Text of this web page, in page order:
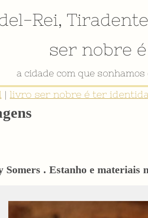
Rei,
ser nobre
VÍDEO
| livro ser nobre é ter
Somers . Estanho e materiais